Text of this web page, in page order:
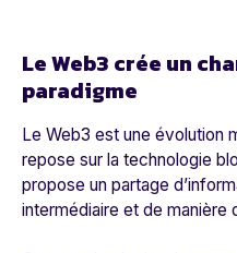
Le Web3 crée un
paradigme
Le Web3 est une évolution
repose sur la technologie
propose un partage
intermédiaire et de manière